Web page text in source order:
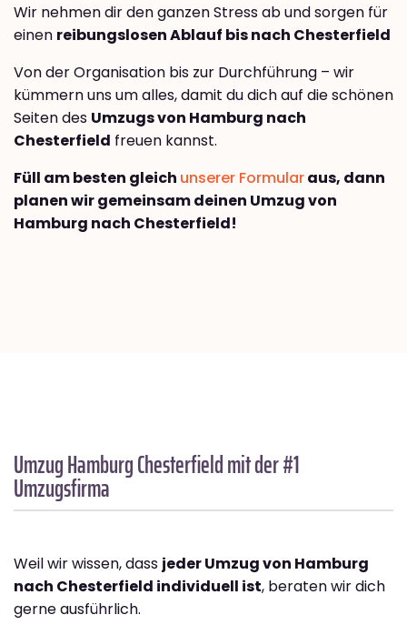
Wir nehmen dir den ganzen Stress ab und sorgen für
einen reibungslosen Ablauf bis nach Chesterfield
Von der Organisation bis zur Durchführung – wir
kümmern uns um alles, damit du dich auf die schönen
Seiten des Umzugs von Hamburg nach
Chesterfield freuen kannst.
Füll am besten gleich unserer Formularaus, dann
planen wir gemeinsam deinen Umzug von
Hamburg nach Chesterfield!
Umzug HamburgChesterfieldmit der #1
Umzugsfirma
Weil wir wissen, dass jeder Umzug von Hamburg
nach Chesterfield individuell ist, beraten wir dich
gerne ausführlich.